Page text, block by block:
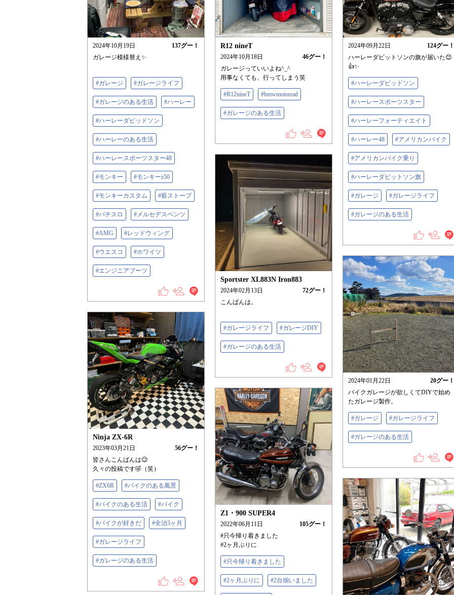
2024年10月19日 137グー！
ガレージ模様替え✨
#ガレージ #ガレージライフ
#ガレージのある生活 #ハーレー
#ハーレーダビッドソン
#ハーレーのある生活
#ハーレースポーツスター48
#モンキー #モンキーz50
#モンキーカスタム #薪ストーブ
#パチスロ #メルセデスベンツ
#AMG #レッドウィング
#ウエスコ #ホワイツ
#エンジニアブーツ
R12 nineT
2024年10月18日 46グー！
ガレージっていいよね^_^
用事なくても、行ってしまう笑
#R12nineT #bmwmotorrad
#ガレージのある生活
2024年09月22日 124グー！
ハーレーダビットソンの旗が届いた😊
👍✨
#ハーレーダビッドソン
#ハーレースポーツスター
#ハーレーフォーティエイト
#ハーレー48 #アメリカンバイク
#アメリカンバイク乗り
#ハーレーダビットソン旗
#ガレージ #ガレージライフ
#ガレージのある生活
Sportster XL883N Iron883
2024年02月13日 72グー！
こんばんは。
#ガレージライフ #ガレージDIY
#ガレージのある生活
2024年01月22日 20グー！
バイクガレージが欲しくてDIYで始め
たガレージ製作。
#ガレージ #ガレージライフ
#ガレージのある生活
Ninja ZX-6R
2023年03月21日 56グー！
皆さんこんばんは😉
久々の投稿です🤣（笑）
#ZX6R #バイクのある風景
#バイクのある生活 #バイク
#バイクが好きだ #全治3ヶ月
#ガレージライフ
#ガレージのある生活
Z1・900 SUPER4
2022年06月11日 105グー！
#只今帰り着きました
#2ヶ月ぶりに
#只今帰り着きました
#2ヶ月ぶりに #2台揃いました